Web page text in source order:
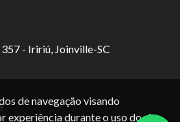
de navegação visando
experiência durante o uso do site.
357 - Iririú, Joinville-SC